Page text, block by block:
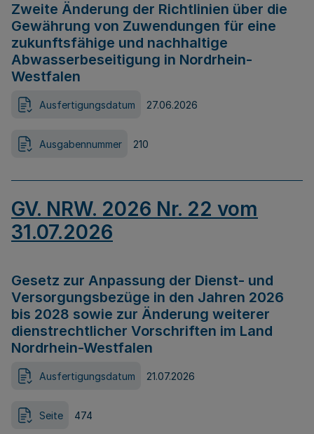
Zweite Änderung der Richtlinien über die
Gewährung von Zuwendungen für eine
zukunftsfähige und nachhaltige
Abwasserbeseitigung in Nordrhein-
Westfalen
Ausfertigungsdatum 27.06.2026
Ausgabennummer 210
GV. NRW. 2026 Nr. 22 vom
31.07.2026
Gesetz zur Anpassung der Dienst- und
Versorgungsbezüge in den Jahren 2026
bis 2028 sowie zur Änderung weiterer
dienstrechtlicher Vorschriften im Land
Nordrhein-Westfalen
Ausfertigungsdatum 21.07.2026
Seite 474